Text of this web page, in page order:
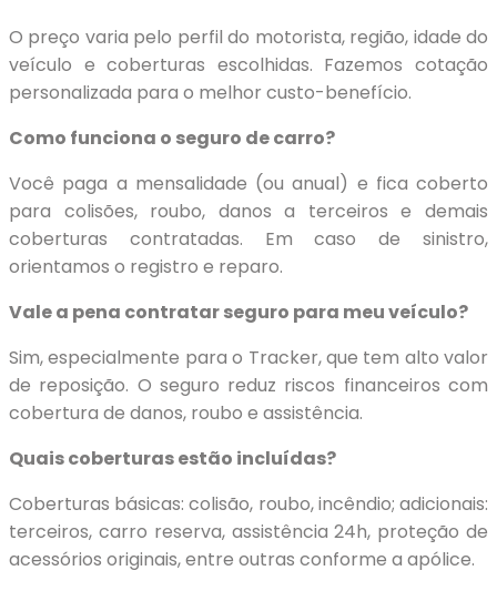
O preço varia pelo perfil do motorista, região, idade do
veículo e coberturas escolhidas. Fazemos cotação
personalizada para o melhor custo-benefício.
Como funciona o seguro de carro?
Você paga a mensalidade (ou anual) e fica coberto
para colisões, roubo, danos a terceiros e demais
coberturas contratadas. Em caso de sinistro,
orientamos o registro e reparo.
Vale a pena contratar seguro para meu veículo?
Sim, especialmente para o Tracker, que tem alto valor
de reposição. O seguro reduz riscos financeiros com
cobertura de danos, roubo e assistência.
Quais coberturas estão incluídas?
Coberturas básicas: colisão, roubo, incêndio; adicionais:
terceiros, carro reserva, assistência 24h, proteção de
acessórios originais, entre outras conforme a apólice.